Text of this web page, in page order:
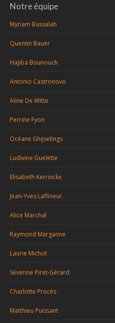
Notre équipe
Myriam Bassalah
Quentin Bauer
Hajiba Bounouch
Antonio Castronovo
Aline De Witte
Perrine Fyon
Océane Ghijselings
Ludivine Guelette
Elisabeth Kerrinckx
Jean-Yves Laffineur
Alice Marchal
Raymond Marganne
Laurie Michot
Séverine Piret-Gérard
Charlotte Procès
Matthieu Puissant